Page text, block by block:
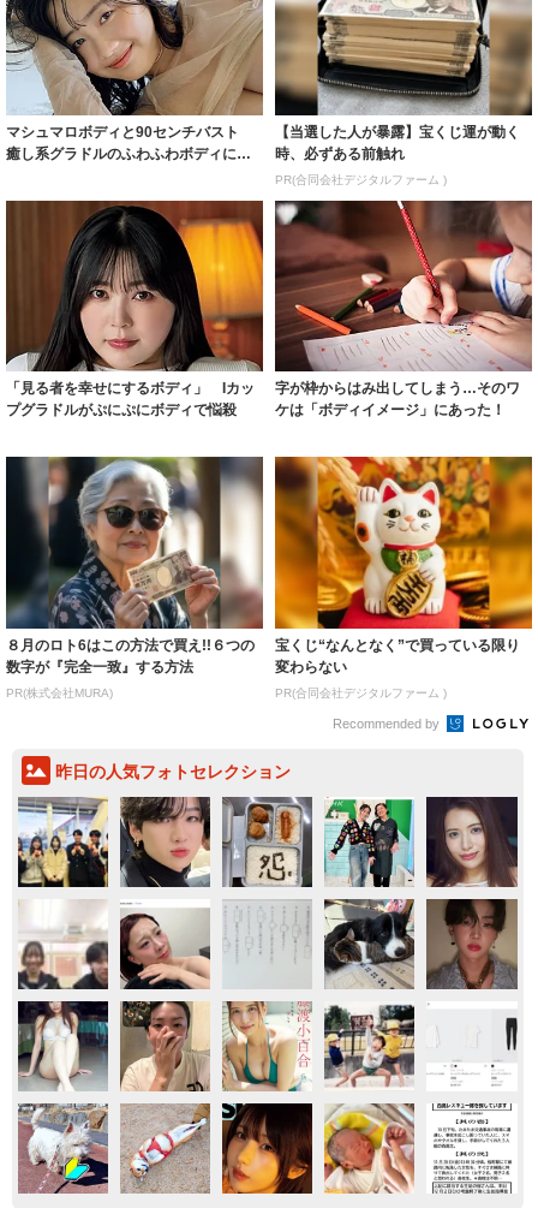
マシュマロボディと90センチバスト
癒し系グラドルのふわふわボディにう
【当選した人が暴露】宝くじ運が動く
時、必ずある前触れ
PR(合同会社デジタルファーム )
「見る者を幸せにするボディ」 Iカッ
プグラドルがぷにぷにボディで悩殺
字が枠からはみ出してしまう…そのワ
ケは「ボディイメージ」にあった！
８月のロト6はこの方法で買え!!６つの
数字が『完全一致』する方法
PR(株式会社MURA)
宝くじ“なんとなく”で買っている限り
変わらない
PR(合同会社デジタルファーム )
Recommended by
昨日の人気フォトセレクション